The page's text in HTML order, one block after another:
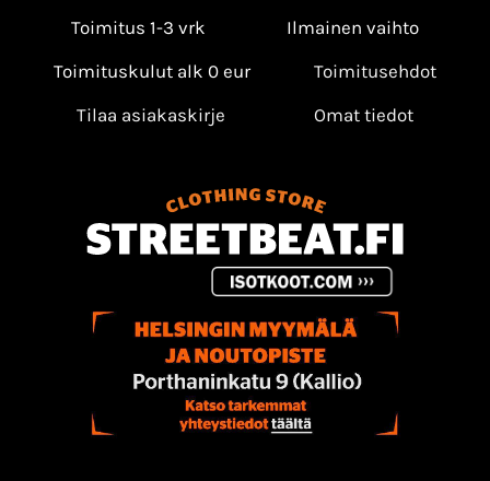
Toimitus 1-3 vrk
Ilmainen vaihto
Toimituskulut alk 0 eur
Toimitusehdot
Tilaa asiakaskirje
Omat tiedot